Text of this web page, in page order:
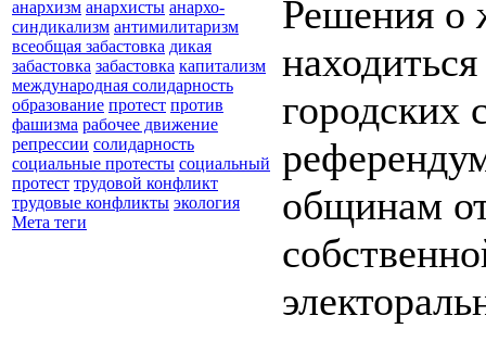
анархизм анархисты анархо-
синдикализм антимилитаризм
всеобщая забастовка дикая
забастовка забастовка капитализм
международная солидарность
образование протест против
фашизма рабочее движение
репрессии солидарность
социальные протесты социальный
протест трудовой конфликт
трудовые конфликты экология
Мета теги
Решения о
городских
общинам